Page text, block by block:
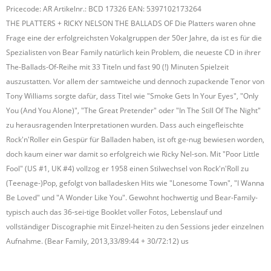
Pricecode: AR Artikelnr.: BCD 17326 EAN: 5397102173264
THE PLATTERS + RICKY NELSON THE BALLADS OF Die Platters waren ohne
Frage eine der erfolgreichsten Vokalgruppen der 50er Jahre, da ist es für die
Spezialisten von Bear Family natürlich kein Problem, die neueste CD in ihrer
The-Ballads-Of-Reihe mit 33 Titeln und fast 90 (!) Minuten Spielzeit
auszustatten. Vor allem der samtweiche und dennoch zupackende Tenor von
Tony Williams sorgte dafür, dass Titel wie "Smoke Gets In Your Eyes", "Only
You (And You Alone)", "The Great Pretender" oder "In The Still Of The Night"
zu herausragenden Interpretationen wurden. Dass auch eingefleischte
Rock'n'Roller ein Gespür für Balladen haben, ist oft ge-nug bewiesen worden,
doch kaum einer war damit so erfolgreich wie Ricky Nel-son. Mit "Poor Little
Fool" (US #1, UK #4) vollzog er 1958 einen Stilwechsel von Rock'n'Roll zu
(Teenage-)Pop, gefolgt von balladesken Hits wie "Lonesome Town", "I Wanna
Be Loved" und "A Wonder Like You". Gewohnt hochwertig und Bear-Family-
typisch auch das 36-sei-tige Booklet voller Fotos, Lebenslauf und
vollständiger Discographie mit Einzel-heiten zu den Sessions jeder einzelnen
Aufnahme. (Bear Family, 2013,33/89:44 + 30/72:12) us